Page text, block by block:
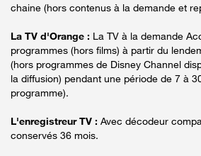
chaine (hors contenus à la demande et
La TV d'Orange : La TV à la demande
programmes (hors films) à partir du
(hors programmes de Disney Channel
la diffusion) pendant une période de 7 à
programme).
L'enregistreur TV : Avec décodeur
conservés 36 mois.